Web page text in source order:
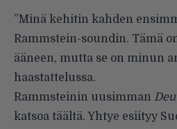
”Minä kehitin kahden
Rammstein-soundin. Tämä
ääneen, mutta se on minun
haastattelussa.
Rammsteinin uusimman
katsoa täältä. Yhtye esiityy